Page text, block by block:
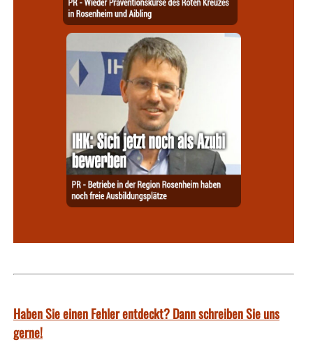
Haben Sie einen Fehler entdeckt? Dann schreiben Sie uns
gerne!